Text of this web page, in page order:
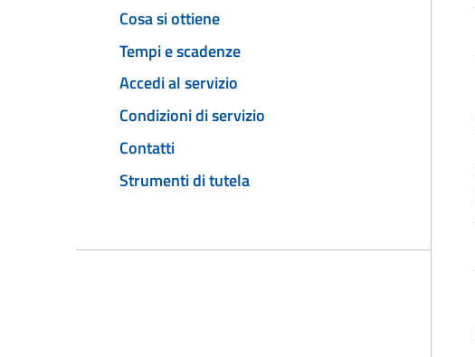
Cosa si ottiene
Tempi e scadenze
Accedi al servizio
Condizioni di servizio
Contatti
Strumenti di tutela